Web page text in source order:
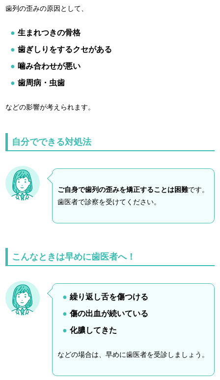
歯列の歪みの原因として、
生まれつきの骨格
歯ぎしりをするクセがある
噛み合わせが悪い
歯周病・虫歯
などの影響が考えられます。
自分でできる対処法
ご自身で歯列の歪みを矯正することは困難です。
歯医者で診察を受けてください。
こんなときは早めに歯医者へ！
繰り返し舌を傷つける
傷の出血が続いている
化膿してきた
などの場合は、早めに歯医者を受診しましょう。